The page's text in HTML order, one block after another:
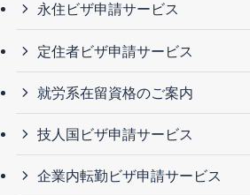
永住ビザ申請サービス
定住者ビザ申請サービス
就労系在留資格のご案内
技人国ビザ申請サービス
企業内転勤ビザ申請サービス